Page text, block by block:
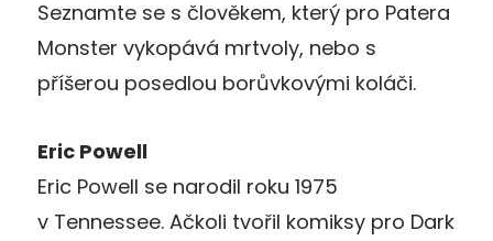
Seznamte se s člověkem, který pro Patera
Monster vykopává mrtvoly, nebo s
příšerou posedlou borůvkovými koláči.
Eric Powell
Eric Powell se narodil roku 1975
v Tennessee. Ačkoli tvořil komiksy pro Dark